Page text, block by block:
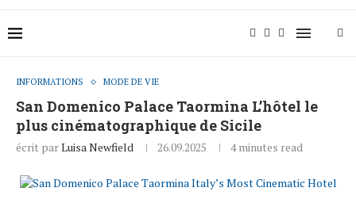
INFORMATIONS MODE DE VIE
San Domenico Palace Taormina L’hôtel le
plus cinématographique de Sicile
écrit parLuisa Newfield 26.09.2025 4 minutes read